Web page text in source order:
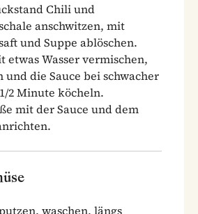
Chili und
anschwitzen, mit
und Suppe ablöschen.
etwas Wasser vermischen,
die Sauce bei schwacher
2 Minute köcheln.
mit der Sauce und dem
waschen, längs